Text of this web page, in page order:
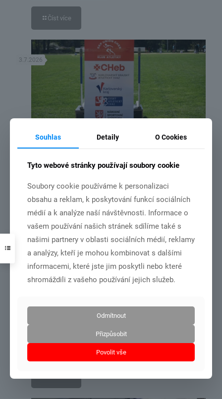
Číst více
DSC_2192
3.7.2026
NSA vydala rozhodnutí o poskytnutí dotace ze státního rozpočtu
České republiky pro náš klub
Číst více
21.6.2026
OMJ KK+PK žactva – 13.6.2026 Cheb
Souhlas Detaily O Cookies
Tyto webové stránky používají soubory cookie
Soubory cookie používáme k personalizaci
obsahu a reklam, k poskytování funkcí sociálních
médií a k analýze naší návštěvnosti. Informace o
vašem používání našich stránek sdílíme také s
našimi partnery v oblasti sociálních médií, reklamy
a analýzy, kteří je mohou kombinovat s dalšími
informacemi, které jste jim poskytli nebo které
shromáždili z vašeho používání jejich služeb.
Odmítnout
Přizpůsobit
Povolit vše